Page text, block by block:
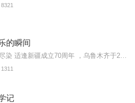
8321
的瞬间
1311
记